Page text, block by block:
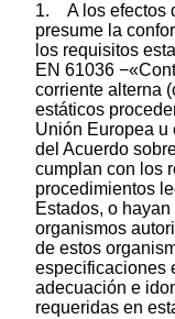
1. A los efectos
presume la
los requisitos
EN 61036
corriente alterna
estáticos
Unión Europea u
del Acuerdo
cumplan con los
procedimientos
Estados, o
organismos
de estos
especificaciones
adecuación e
requeridas en